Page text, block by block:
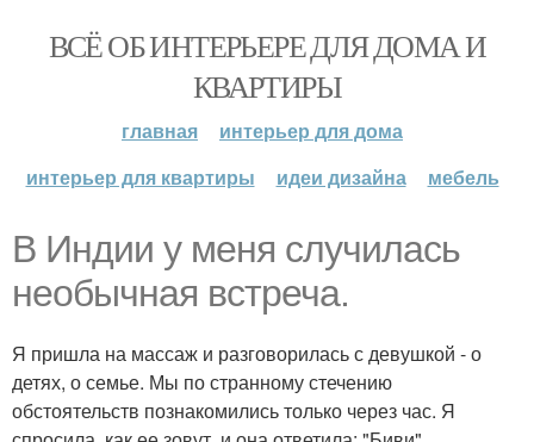
ВСЁ ОБ ИНТЕРЬЕРЕ ДЛЯ ДОМА И
КВАРТИРЫ
главная
интерьер для дома
интерьер для квартиры
идеи дизайна мебель
В Индии у меня случилась
необычная встреча.
Я пришла на массаж и разговорилась с девушкой - о
детях, о семье. Мы по странному стечению
обстоятельств познакомились только через час. Я